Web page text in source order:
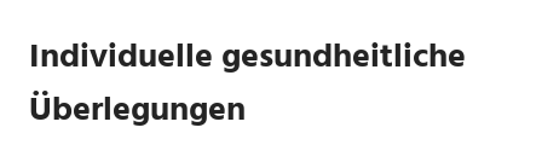
Individuelle gesundheitliche
Überlegungen